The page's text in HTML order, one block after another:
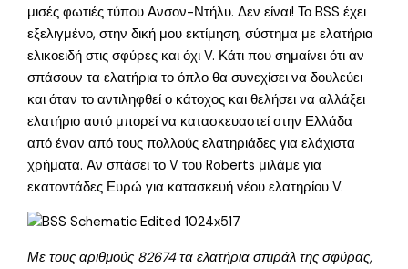
μισές φωτιές τύπου Ανσον-Ντήλυ. Δεν είναι! Το BSS έχει
εξελιγμένο, στην δική μου εκτίμηση, σύστημα με ελατήρια
ελικοειδή στις σφύρες και όχι V. Κάτι που σημαίνει ότι αν
σπάσουν τα ελατήρια το όπλο θα συνεχίσει να δουλεύει
και όταν το αντιληφθεί ο κάτοχος και θελήσει να αλλάξει
ελατήριο αυτό μπορεί να κατασκευαστεί στην Ελλάδα
από έναν από τους πολλούς ελατηριάδες για ελάχιστα
χρήματα. Αν σπάσει το V του Roberts μιλάμε για
εκατοντάδες Ευρώ για κατασκευή νέου ελατηρίου V.
Με τους αριθμούς 82674 τα ελατήρια σπιράλ της σφύρας,